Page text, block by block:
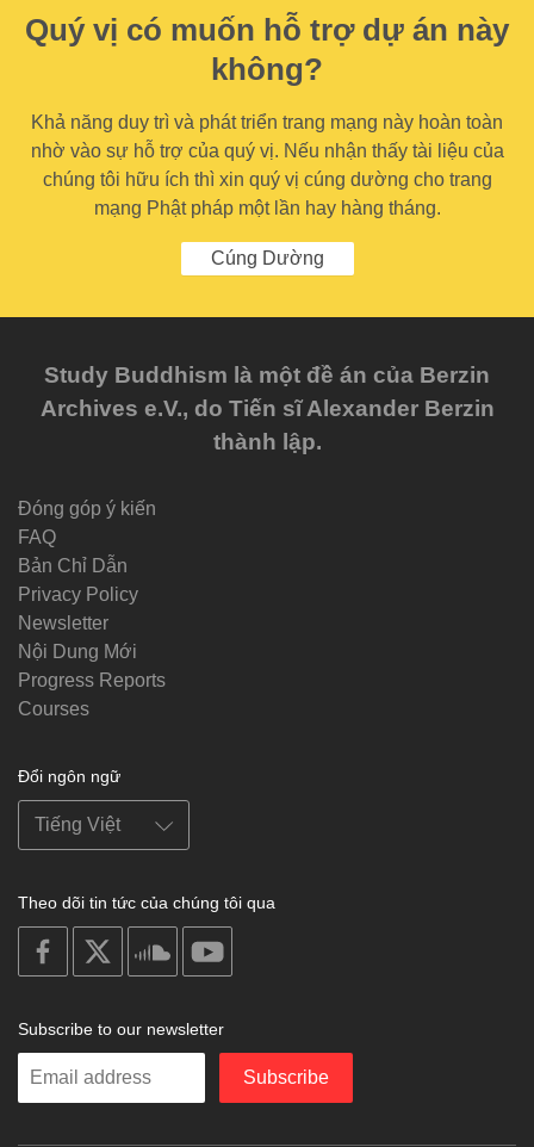
Quý vị có muốn hỗ trợ dự án này
không?
Khả năng duy trì và phát triển trang mạng này hoàn toàn
nhờ vào sự hỗ trợ của quý vị. Nếu nhận thấy tài liệu của
chúng tôi hữu ích thì xin quý vị cúng dường cho trang
mạng Phật pháp một lần hay hàng tháng.
Cúng Dường
Study Buddhism là một đề án của Berzin
Archives e.V., do Tiến sĩ Alexander Berzin
thành lập.
Đóng góp ý kiến
FAQ
Bản Chỉ Dẫn
Privacy Policy
Newsletter
Nội Dung Mới
Progress Reports
Courses
Đổi ngôn ngữ
Theo dõi tin tức của chúng tôi qua
on
facebook
soundcloud
Subscribe to our newsletter
Enter
Subscribe